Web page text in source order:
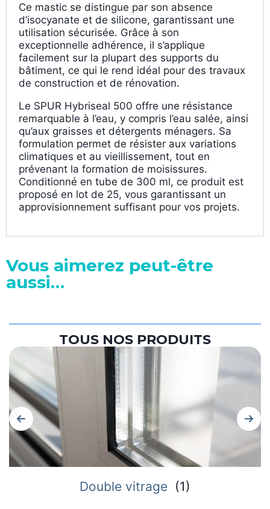
Ce mastic se distingue par son absence
d’isocyanate et de silicone, garantissant une
utilisation sécurisée. Grâce à son
exceptionnelle adhérence, il s’applique
facilement sur la plupart des supports du
bâtiment, ce qui le rend idéal pour des travaux
de construction et de rénovation.
Le SPUR Hybriseal 500 offre une résistance
remarquable à l’eau, y compris l’eau salée, ainsi
qu’aux graisses et détergents ménagers. Sa
formulation permet de résister aux variations
climatiques et au vieillissement, tout en
prévenant la formation de moisissures.
Conditionné en tube de 300 ml, ce produit est
proposé en lot de 25, vous garantissant un
approvisionnement suffisant pour vos projets.
Vous aimerez peut-être
aussi…
TOUS NOS PRODUITS
Double vitrage (1)